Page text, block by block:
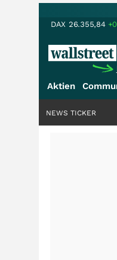
DAX 26.355,84
Aktien
NEWS TICKER